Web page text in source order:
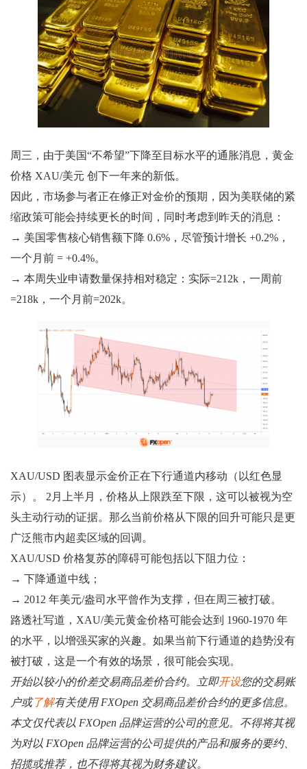
周三，由于美国“不希望”下降至目标水平的通胀消息，黄金
价格 XAU/美元 创下一年来的新低。
因此，市场参与者正在修正对金价的预期，因为美联储的紧
缩政策可能会持续更长的时间，同时考虑到昨天的消息：
→ 美国零售核心销售额下降 0.6%，尽管预计增长 +0.2%，
一个月前 = +0.4%。
→ 本周失业申请数量保持相对稳定：实际=212k，一周前
=218k，一个月前=202k。
XAU/USD 图表显示金价正在下行通道内移动（以红色显
示）。 2月上半月，价格从上限跌至下限，这可以被视为空
头主动行动的证据。那么当前价格从下限的回升可能只是更
广泛熊市内超卖区域的回调。
XAU/USD 价格复苏的障碍可能包括以下阻力位：
→ 下降通道中线；
→ 2012 年美元/盎司水平曾作为支撑，但在周三被打破。
路透社写道，XAU/美元黄金价格可能会达到 1960-1970 年
的水平，以增强买家的兴趣。如果当前下行通道的趋势没有
被打破，这是一个有效的场景，很可能会实现。
开始以较小的价差交易商品差价合约。立即开设您的交易账
户或了解有关使用 FXOpen 交易商品差价合约的更多信息。
本文仅代表以 FXOpen 品牌运营的公司的意见。不得将其视
为对以 FXOpen 品牌运营的公司提供的产品和服务的要约、
招揽或推荐，也不得将其视为财务建议。